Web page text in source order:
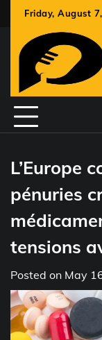
content
Friday, August
L’Europe
pénuries
tensions
Posted on May